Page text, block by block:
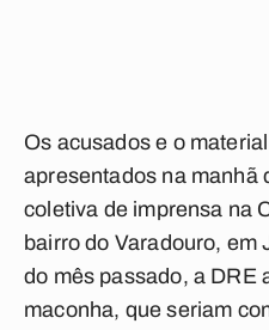
Os acusados e o
apresentados na manhã
coletiva de imprensa na
bairro do Varadouro, em
do mês passado, a DRE
maconha, que seriam